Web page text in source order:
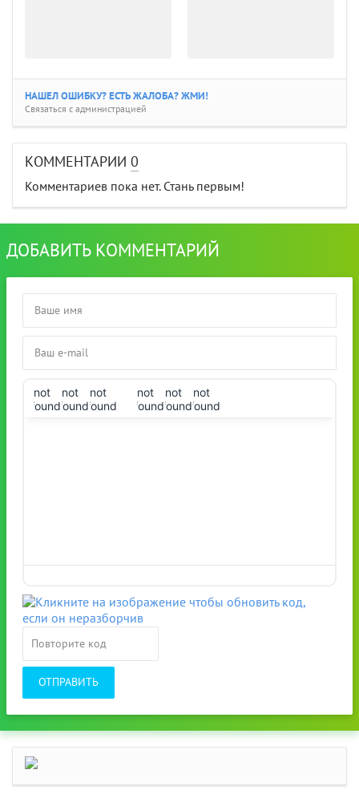
НАШЕЛ ОШИБКУ? ЕСТЬ ЖАЛОБА? ЖМИ!
Связаться с администрацией
КОММЕНТАРИИ 0
Комментариев пока нет. Стань первым!
ДОБАВИТЬ КОММЕНТАРИЙ
!not
found!
!not
found!
!not
found!
!not
found!
!not
found!
!not
found!
ОТПРАВИТЬ